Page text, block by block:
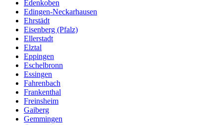
Edenkoben
Edingen-Neckarhausen
Ehrstädt
Eisenberg (Pfalz)
Ellerstadt
Elztal
Eppingen
Eschelbronn
Essingen
Fahrenbach
Frankenthal
Freinsheim
Gaiberg
Gemmingen